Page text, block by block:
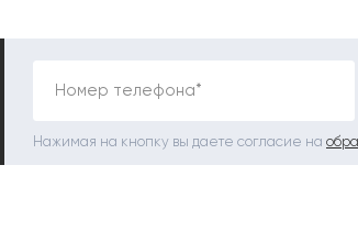
Номер телефона*
Нажимая на кнопку вы даете согласие на